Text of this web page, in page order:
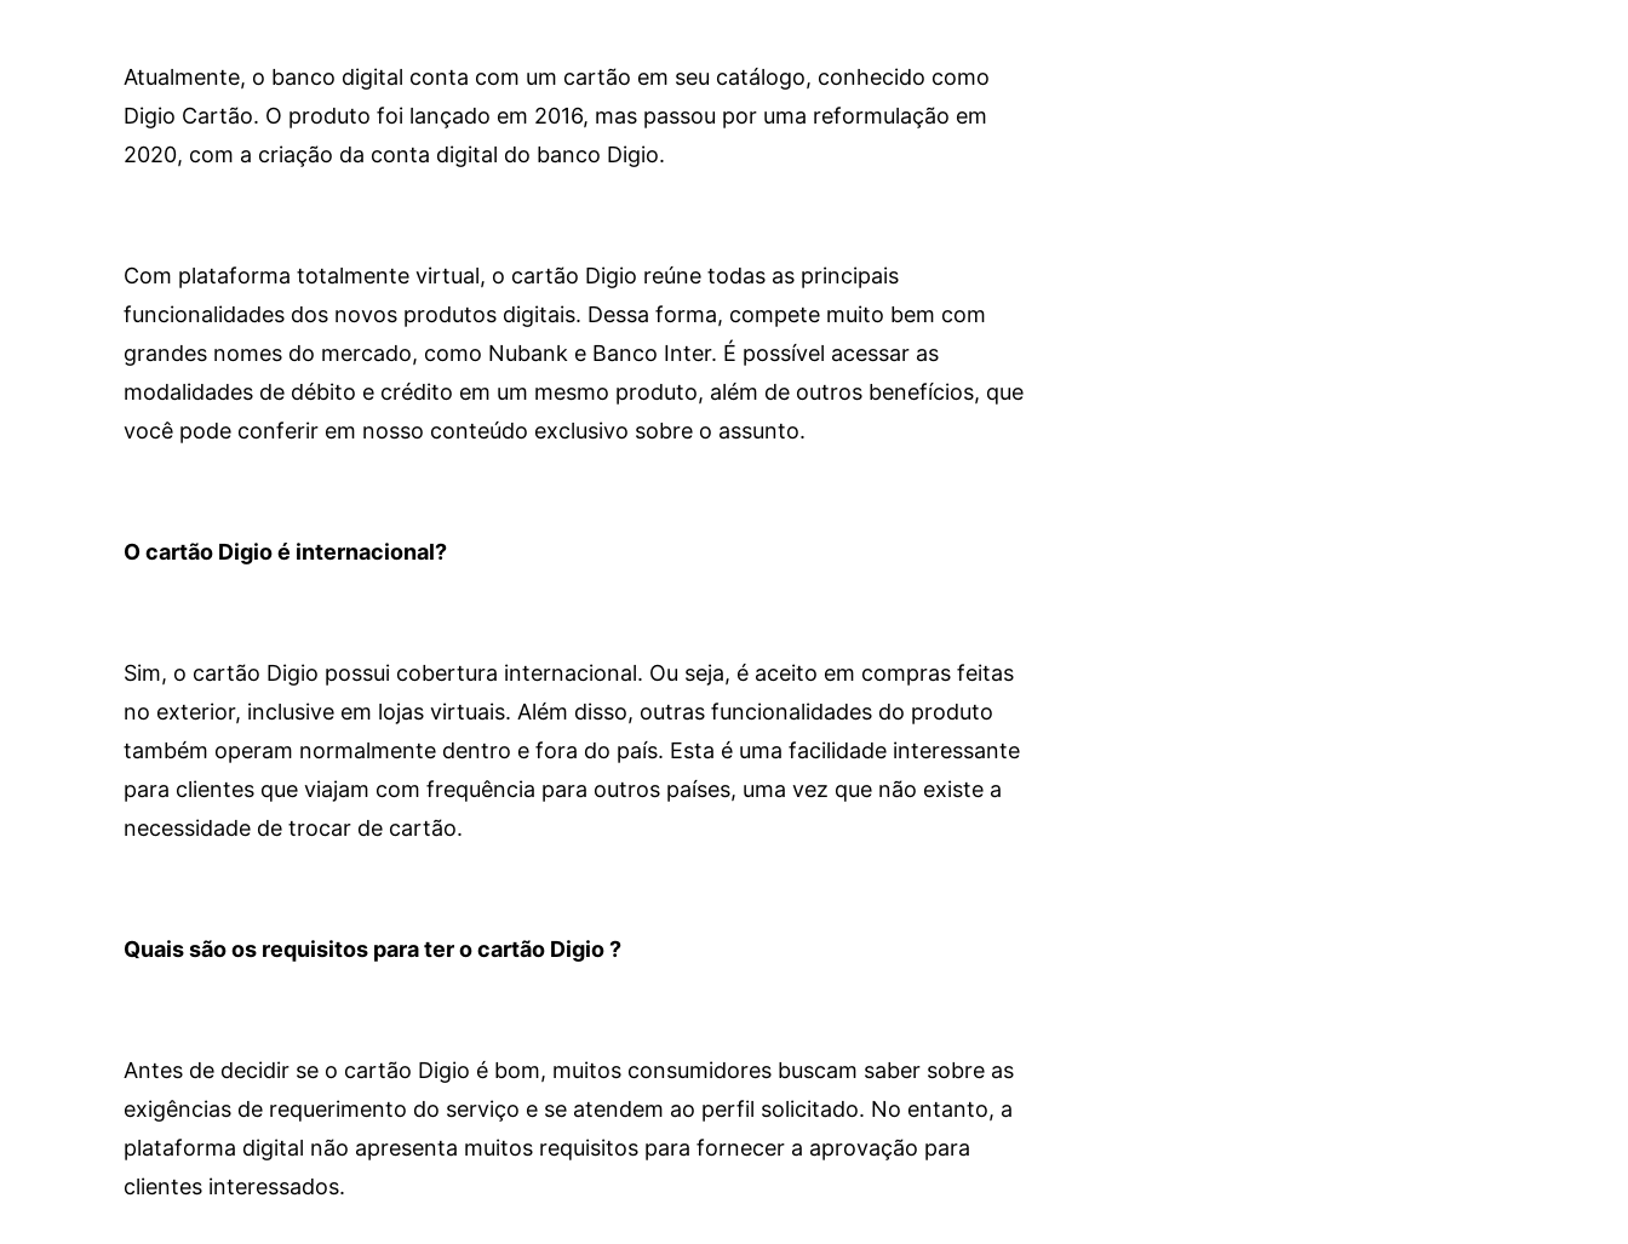
Atualmente, o banco digital conta com um cartão em seu catálogo, conhecido como
Digio Cartão. O produto foi lançado em 2016, mas passou por uma reformulação em
2020, com a criação da conta digital do banco Digio.
Com plataforma totalmente virtual, o cartão Digio reúne todas as principais
funcionalidades dos novos produtos digitais. Dessa forma, compete muito bem com
grandes nomes do mercado, como Nubank e Banco Inter. É possível acessar as
modalidades de débito e crédito em um mesmo produto, além de outros benefícios, que
você pode conferir em nosso conteúdo exclusivo sobre o assunto.
O cartão Digio é internacional?
Sim, o cartão Digio possui cobertura internacional. Ou seja, é aceito em compras feitas
no exterior, inclusive em lojas virtuais. Além disso, outras funcionalidades do produto
também operam normalmente dentro e fora do país. Esta é uma facilidade interessante
para clientes que viajam com frequência para outros países, uma vez que não existe a
necessidade de trocar de cartão.
Quais são os requisitos para ter o cartão Digio ?
Antes de decidir se o cartão Digio é bom, muitos consumidores buscam saber sobre as
exigências de requerimento do serviço e se atendem ao perfil solicitado. No entanto, a
plataforma digital não apresenta muitos requisitos para fornecer a aprovação para
clientes interessados.